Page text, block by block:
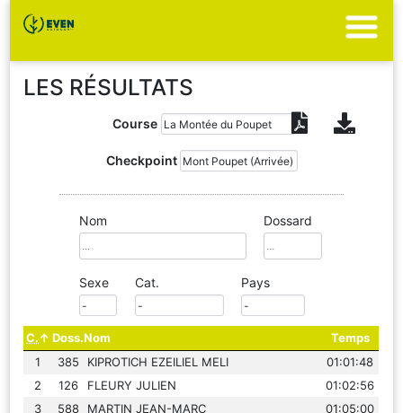
LES RÉSULTATS
Course
Checkpoint
Nom Dossard
Sexe Cat. Pays
C. Doss.Nom
Temps
1
385 KIPROTICH EZEILIEL MELI
01:01:48
2
126 FLEURY JULIEN
01:02:56
3
588 MARTIN JEAN-MARC
01:05:00